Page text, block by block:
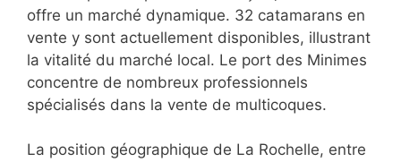
offre un marché dynamique. 32 catamarans en
vente y sont actuellement disponibles, illustrant
la vitalité du marché local. Le port des Minimes
concentre de nombreux professionnels
spécialisés dans la vente de multicoques.
La position géographique de La Rochelle, entre